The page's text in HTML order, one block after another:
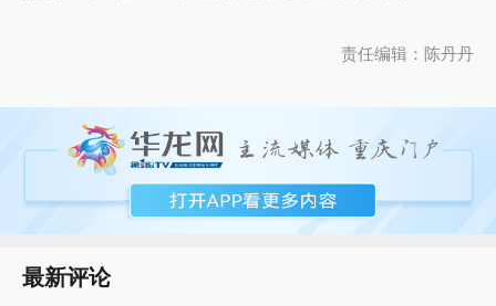
责任编辑：陈丹丹
最新评论